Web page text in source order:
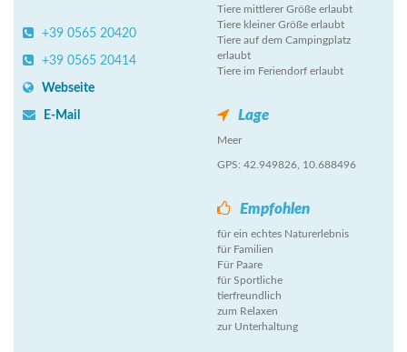
+39 0565 20420
+39 0565 20414
Webseite
E-Mail
Tiere mittlerer Größe erlaubt
Tiere kleiner Größe erlaubt
Tiere auf dem Campingplatz
erlaubt
Tiere im Feriendorf erlaubt
Lage
Meer
GPS: 42.949826, 10.688496
Empfohlen
für ein echtes Naturerlebnis
für Familien
Für Paare
für Sportliche
tierfreundlich
zum Relaxen
zur Unterhaltung